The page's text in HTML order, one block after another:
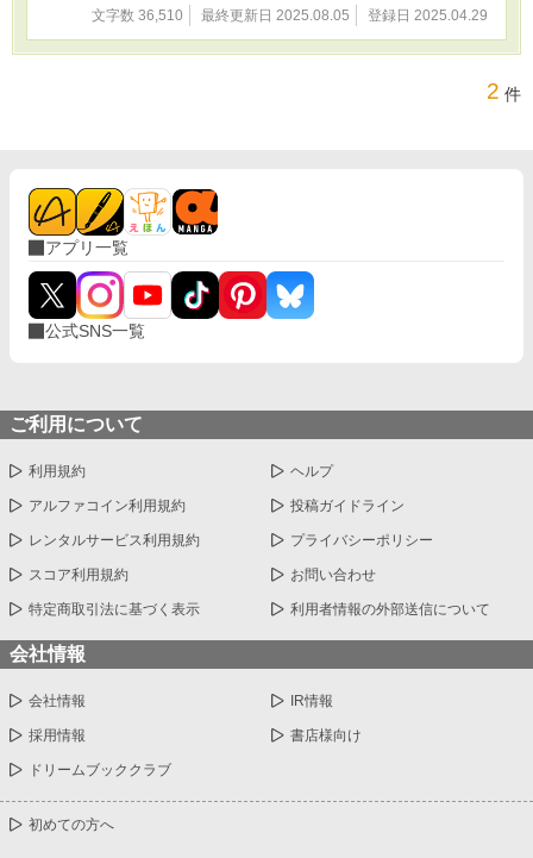
文字数 36,510 最終更新日 2025.08.05 登録日 2025.04.29
2 件
アプリ一覧
公式SNS一覧
ご利用について
利用規約 ヘルプ
アルファコイン利用規約 投稿ガイドライン
レンタルサービス利用規約 プライバシーポリシー
スコア利用規約 お問い合わせ
特定商取引法に基づく表示 利用者情報の外部送信について
会社情報
会社情報 IR情報
採用情報 書店様向け
ドリームブッククラブ
初めての方へ